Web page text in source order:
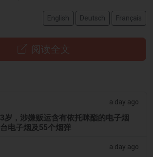
English Deutsch Français
阅读全文
a day ago
岁，涉嫌贩运含有依托咪酯的电子烟
电子烟及55个烟弹
a day ago